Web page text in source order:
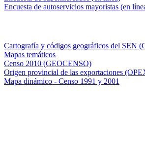
Encuesta de autoservicios mayoristas (en
Cartografía y códigos geográficos del SEN
Mapas temáticos
Censo 2010 (GEOCENSO)
Origen provincial de las exportaciones
Mapa dinámico - Censo 1991 y 2001